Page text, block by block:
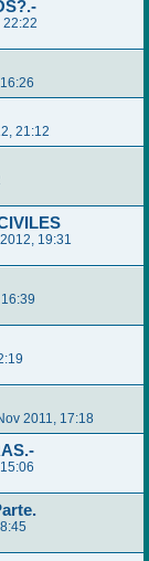
22:22
21:12
19:31
2011, 17:18